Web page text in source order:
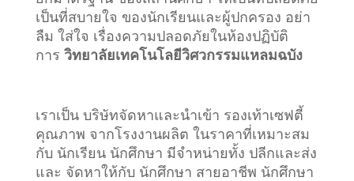
เป็นที่สบายใจ ของนักเรียนและผู้ปกครอง อย่า
ลืม ใส่ใจ เรื่องความปลอดภัยในห้องปฏิบัติ
การ วิทยาลัยเทคโนโลยีวิศวกรรมแหลมฉบัง
เราเป็น บริษัทจัดหาและนำเข้า รองเท้าเซฟตี้
คุณภาพ จากโรงงานผลิต ในราคาที่เหมาะสม
กับ นักเรียน นักศึกษา มีจำหน่ายทั้ง ปลีกและส่ง
และ จัดหาให้กับ นักศึกษา สายอาชีพ นักศึกษา